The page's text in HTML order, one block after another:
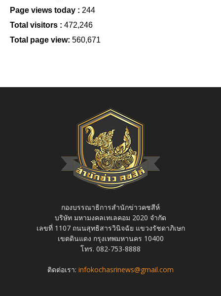
Page views today : 244
Total visitors : 472,246
Total page view: 560,671
กองบรรณาธิการสำนักข่าวคชสีห์
บริษัท มหามงคลเทเลคอม 2020 จำกัด
เลขที่ 1107 ถนนสุทธิสารวินิจฉัย แขวงรัชดาภิเษก
เขตดินแดง กรุงเทพมหานคร 10400
โทร. 082-753-8888
ติดต่อเรา: infokochasrinews@gmail.com